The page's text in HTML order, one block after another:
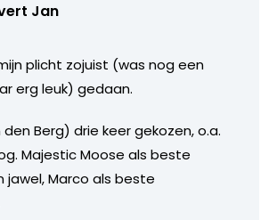
Jan
plicht zojuist (was nog een
erg leuk) gedaan.
Berg) drie keer gekozen, o.a.
Majestic Moose als beste
jawel, Marco als beste